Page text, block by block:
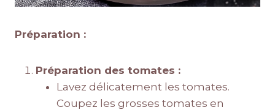
Préparation :
Préparation des tomates :
Lavez délicatement les tomates.
Coupez les grosses tomates en